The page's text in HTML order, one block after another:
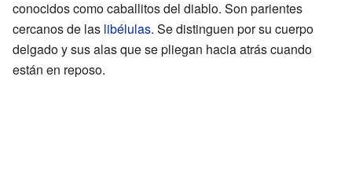
conocidos como caballitos del diablo. Son parientes
cercanos de las libélulas. Se distinguen por su cuerpo
delgado y sus alas que se pliegan hacia atrás cuando
están en reposo.